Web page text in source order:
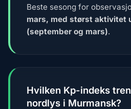
Beste sesong for
mars, med størst aktivitet
(september og mars).
Hvilken Kp-indeks
nordlys i Murmansk?